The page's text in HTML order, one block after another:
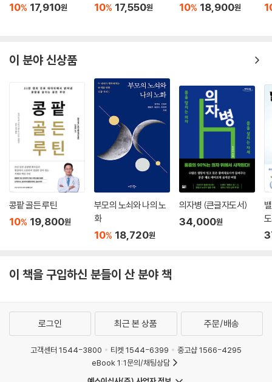
물총을 이식받으면 미생물군계가 다양해져서 질병으로 고통받던 사람들
의 삶의 질을 높일 수 있음을 분명히 보여준다. 예를 들면, 자폐아 33명에
게 유익균으로 가득한 대변을 이식한 결과, 2년 후까지 18명에게서 자폐
행동 빈도가 줄었고 상호작용 수준이 향상되었다. 이는 건강한 공여자의
대변 미생물총을 이식해서 자폐 행동을 완화할 수 있다는 희망을 제시한
다. 또 다른 예로, 2017년에 크론병 환자 85명에게 대변 이식을 적용해서
43명을 완치했다. 크론병은 입에서 항문까지 소화관 전체에 심한 염증과
고통을 일으키는 염증성 장질환으로, 난치병이라고 치부했었다. 대변 이식
이 지닌 가능성은 여기서 끝이 아니다. 암, 당뇨, 비만, 치매, 심장질환, 알
레르기 등에 대변 이식을 적용한 연구 결과를 종합해 독자에게 공개한다.
더 나아가 저자는 대변 이식이 마주한 한계까지 집요하게 고민하는 태도를
보인다.
에는 장벽이 높았다. 대변 이식을 알아야 할 때가 왔다. 대변 이식을 포함한
지 연평균 54.8% 성장할 것으로 예측하며, 가치는 약 2조 원에 도달할 것
으로 전망한다. 2023년 전 세계 사기업의 미생물군계 연구개발 투자액은
약 130조 원에 이른다. 우리나라 정부에서도 2025~2032년 동안 4,000
억 원 규모의 예산을 지원하기로 계획했다. 2016년 238억 원이었던 연구
비에서 대폭 증가한 규모다. 이렇게 급성장하는 미생물군계와 대변 이식
10% 17,910원 10% 17,550원 10% 18,900원
이 분야 신상품
콩팥 골든 루틴
10% 19,800원
부모의 노쇠와 나의 노
화
10% 18,720원
의자병 (큰글자도서)
34,000원
이 책을 구입하신 분들이 산 분야 책
로그인 최근 본 상품 주문/배송
고객센터 1544-3800 티켓 1544-6399
중고샵 1566-4295
eBook 1:1문의/채팅상담